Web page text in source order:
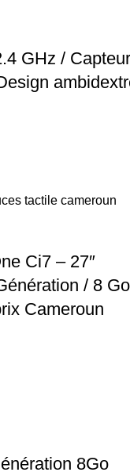
GHz / Capteur
Ci7 – 27″
/ 8 Go
Cameroun
8Go